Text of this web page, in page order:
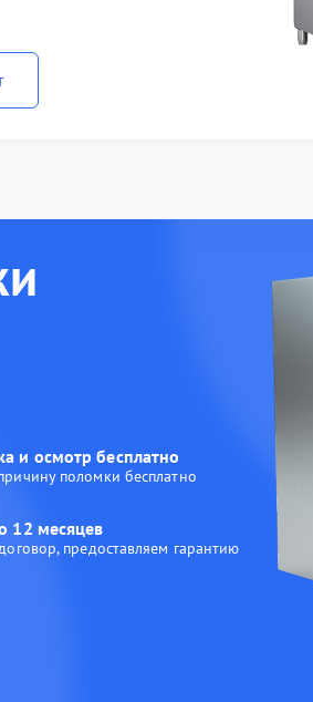
и осмотр бесплатно
поломки бесплатно
12 месяцев
предоставляем гарантию